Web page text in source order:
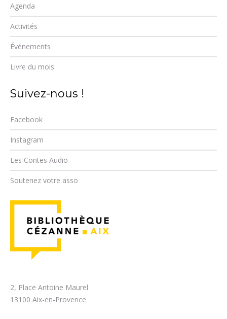
Agenda
Activités
Événements
Livre du mois
Suivez-nous !
Facebook
Instagram
Les Contes Audio
Soutenez votre asso
2, Place Antoine Maurel
13100 Aix-en-Provence